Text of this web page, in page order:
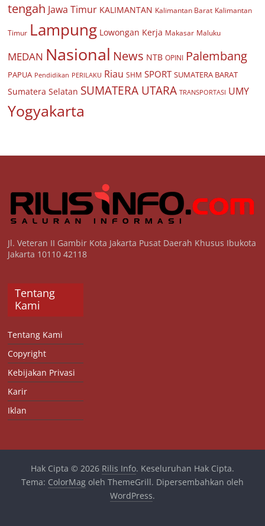
tengah Jawa Timur KALIMANTAN Kalimantan Barat Kalimantan
Timur Lampung Lowongan Kerja Makasar Maluku
MEDAN Nasional News NTB OPINI Palembang
PAPUA Pendidikan PERILAKU Riau SHM SPORT SUMATERA BARAT
Sumatera Selatan SUMATERA UTARA TRANSPORTASI UMY
Yogyakarta
Jl. Veteran II Gambir Kota Jakarta Pusat Daerah Khusus Ibukota
Jakarta 10110 42118
Tentang
Kami
Tentang Kami
Copyright
Kebijakan Privasi
Karir
Iklan
Hak Cipta © 2026 Rilis Info. Keseluruhan Hak Cipta.
Tema: ColorMagoleh ThemeGrill. Dipersembahkan oleh
WordPress.